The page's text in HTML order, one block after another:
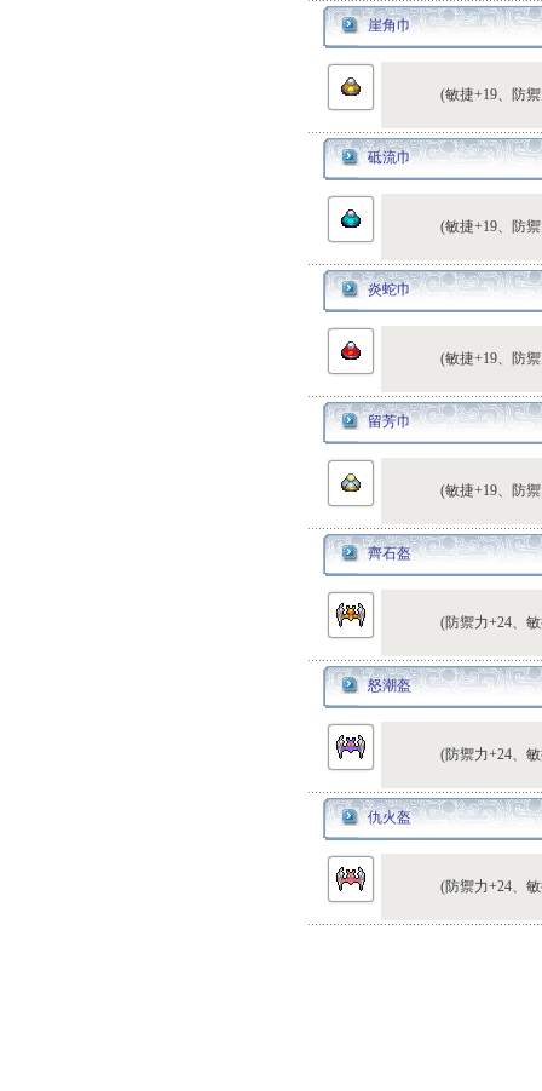
崖角巾
(敏捷+19、防
砥流巾
(敏捷+19、防
炎蛇巾
(敏捷+19、防
留芳巾
(敏捷+19、防
齊石盔
(防禦力+24、
怒潮盔
(防禦力+24、
仇火盔
(防禦力+24、